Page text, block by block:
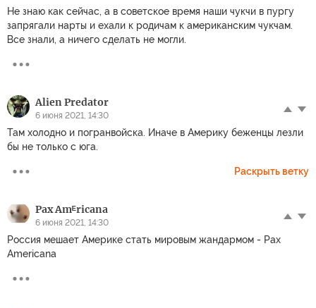
Не знаю как сейчас, а в советское время наши чукчи в пургу
запрягали нарты и ехали к родичам к американским чукчам.
Все знали, а ничего сделать не могли.
Alien Predator
6 июня 2021, 14:30
Там холодно и погранвойска. Иначе в Америку беженцы лезли
бы не только с юга.
Раскрыть ветку
Pax Amᴱricana
6 июня 2021, 14:30
Россия мешает Америке стать мировым жандармом - Pax
Americana